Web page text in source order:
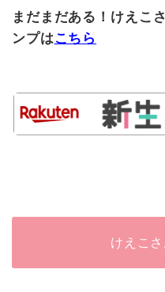
まだまだある！けえこ
ンプはこちら
けえこ